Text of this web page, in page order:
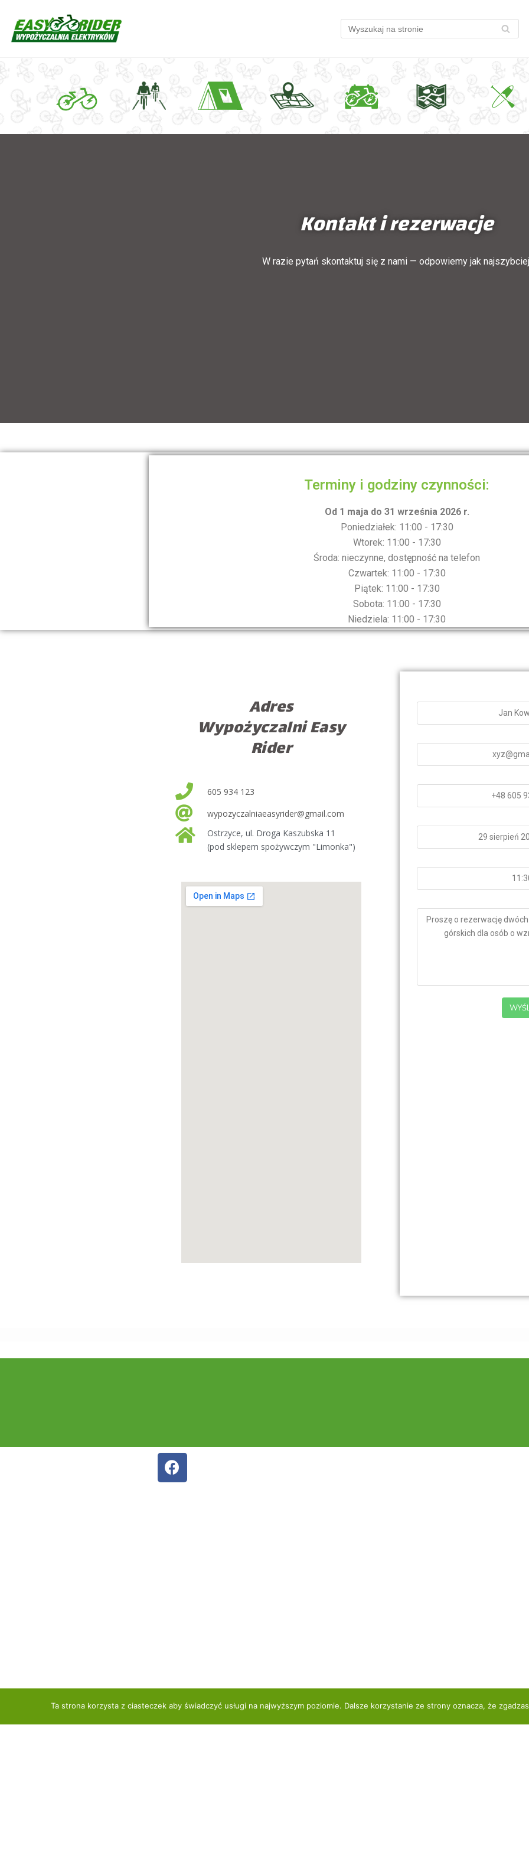
do
treści
Kontakt i rezerwacje
W razie pytań skontaktuj się z nami — odpowiemy jak
Terminy i godziny czynności:
Od 1 maja do 31 września 2026 r.
Poniedziałek: 11:00 - 17:30
Wtorek: 11:00 - 17:30
Środa: nieczynne, dostępność na telefon
Czwartek: 11:00 - 17:30
Piątek: 11:00 - 17:30
Sobota: 11:00 - 17:30
Niedziela: 11:00 - 17:30
Adres
Wypożyczalni Easy
Rider
605 934 123
wypozyczalniaeasyrider@gmail.com
Ostrzyce, ul. Droga Kaszubska 11
(pod sklepem spożywczym "Limonka")
Copyright by EasyRider Polityka prywatności
Ta strona korzysta z ciasteczek aby świadczyć usługi na najwyższym poziomie. Dalsze korzystanie ze strony oznacza, że